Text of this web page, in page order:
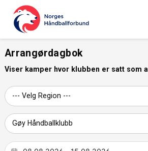
Arrangørdagbok
Viser kamper hvor klubben er satt som